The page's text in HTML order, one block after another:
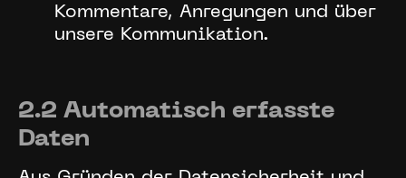
Kommentare, Anregungen und über
unsere Kommunikation.
2.2 Automatisch erfasste
Daten